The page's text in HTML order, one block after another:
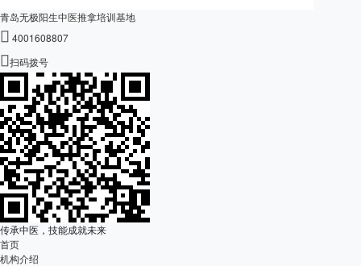
青岛无极阳生中医推拿培训基地
 4001608807
扫码拨号
传承中医，技能成就未来
首页
机构介绍